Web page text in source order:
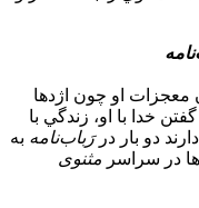
نامه
معجزات او چون اژدها
خدا با او، زندگي با
دو بار دررَبابنامه به
در سراسر مثنوی